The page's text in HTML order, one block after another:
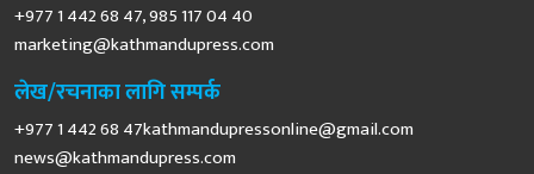
+977 1 442 68 47, 985 117 04 40
marketing@kathmandupress.com
लेख/रचनाका लागि सम्पर्क
+977 1 442 68 47kathmandupressonline@gmail.com
news@kathmandupress.com